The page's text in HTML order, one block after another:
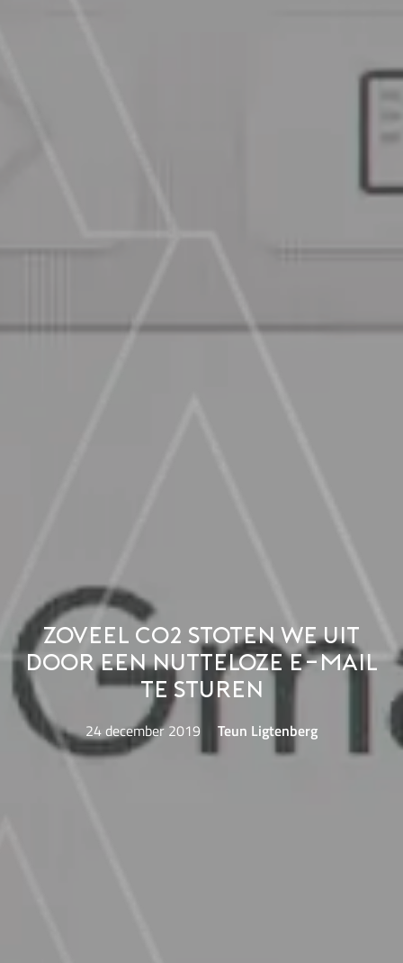
Zoveel CO2 stoten we uit
door een nutteloze e-mail
te sturen
24 december 2019 Teun Ligtenberg